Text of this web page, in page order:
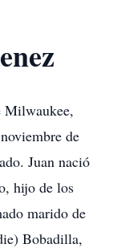
Milwaukee,
de
Juan nació
hijo de los
marido de
Bobadilla,